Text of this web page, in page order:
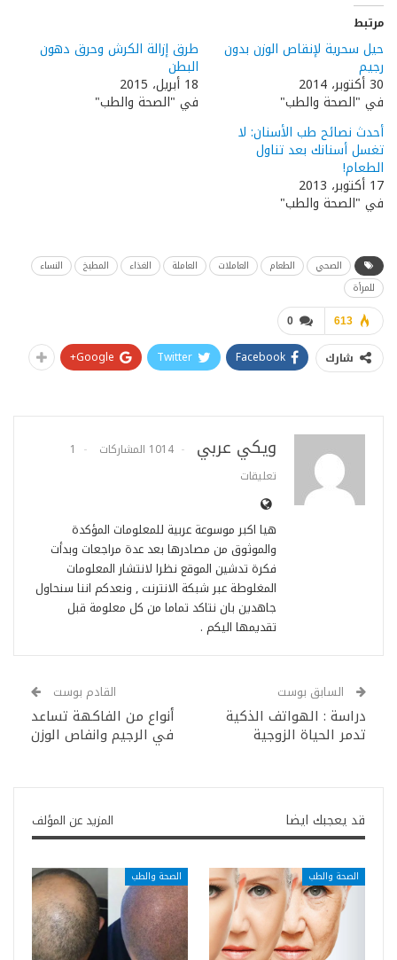
مرتبط
حيل سحرية لإنقاص الوزن بدون
رجيم
30 أكتوبر، 2014
في "الصحة والطب"
طرق إزالة الكرش وحرق دهون
البطن
18 أبريل، 2015
في "الصحة والطب"
أحدث نصائح طب الأسنان: لا
تغسل أسنانك بعد تناول
الطعام!
17 أكتوبر، 2013
في "الصحة والطب"
الصحي الطعام العاملات العاملة الغذاء المطبخ
النساء
للمرأة
0 613
شارك Facebook
Twitter
Google+
ويكي عربي 1014 المشاركات
1
تعليقات
هيا اكبر موسوعة عربية للمعلومات المؤكدة
والموثوق من مصادرها بعد عدة مراجعات وبدأت
فكرة تدشين الموقع نظرا لانتشار المعلومات
المغلوطة عبر شبكة الانترنت , ونعدكم اننا سنحاول
جاهدين بان نتاكد تماما من كل معلومة قبل
تقديمها اليكم .
السابق بوست
دراسة : الهواتف الذكية
تدمر الحياة الزوجية
القادم بوست
أنواع من الفاكهة تساعد
في الرجيم وانفاص الوزن
قد يعجبك ايضا المزيد عن المؤلف
الصحة والطب الصحة والطب